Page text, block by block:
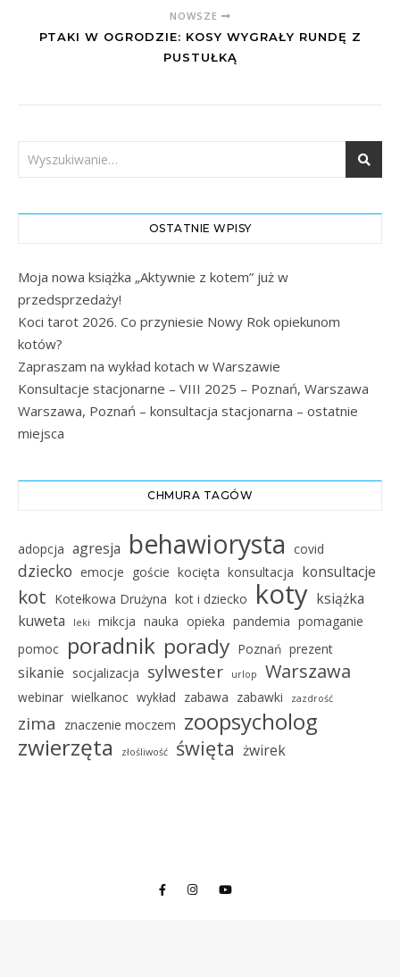
NOWSZE
PTAKI W OGRODZIE: KOSY WYGRAŁY RUNDĘ Z
PUSTUŁKĄ
OSTATNIE WPISY
Moja nowa książka „Aktywnie z kotem” już w
przedsprzedaży!
Koci tarot 2026. Co przyniesie Nowy Rok opiekunom
kotów?
Zapraszam na wykład kotach w Warszawie
Konsultacje stacjonarne – VIII 2025 – Poznań, Warszawa
Warszawa, Poznań – konsultacja stacjonarna – ostatnie
miejsca
CHMURA TAGÓW
adopcja agresja behawiorysta covid
dziecko emocje goście kocięta konsultacja konsultacje
kot Kotełkowa Drużyna kot i dziecko koty książka
kuweta
leki mikcja nauka opieka pandemia pomaganie
pomoc poradnik porady Poznań prezent
sikanie socjalizacja sylwester urlop Warszawa
webinar wielkanoc wykład zabawa zabawki zazdrość
zima znaczenie moczem zoopsycholog
zwierzęta
złośliwość święta żwirek